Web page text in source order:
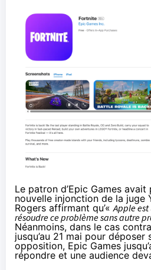
Le patron d’Epic Games avait
nouvelle injonction de la juge
Rogers affirmant qu’«Apple
résoudre ce problème sans autre
Néanmoins, dans le cas
jusqu’au 21 mai pour déposer
opposition, Epic Games
répondre et une audience